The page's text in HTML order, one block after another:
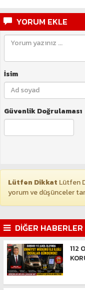
YORUM EKLE
İsim
Güvenlik Doğrulaması
Lütfen Dikkat Lütfen
yorum ve düşünceler
DİĞER HABERLER
112